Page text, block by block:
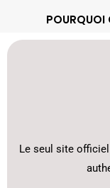
POURQUOI
Le seul site officiel